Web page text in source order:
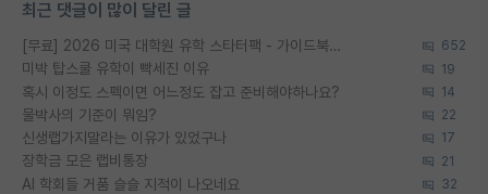
최근 댓글이 많이 달린 글
[무료] 2026 미국 대학원 유학 스타터팩 - 가이드북 & 합격자 컨택메일 템플릿 652
미박 탑스쿨 유학이 빡세진 이유 19
혹시 이정도 스펙이면 어느정도 잡고 준비해야하나요? 14
물박사의 기준이 뭐임? 22
신생랩가지말라는 이유가 있었구나 17
장학금 모은 랩비통장 21
AI 학회들 거품 슬슬 지적이 나오네요 32